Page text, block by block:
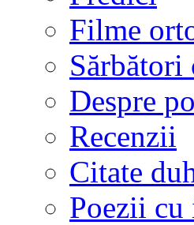
Filme
Sărbători
Despre
Recenzii
Citate
Poezii